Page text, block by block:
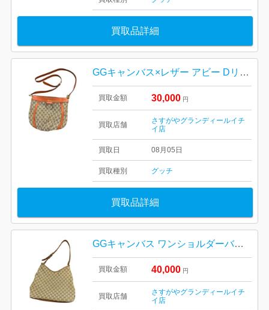
買取品詳細
GGキャンバス×レザー アビー Dリング ショルダーバッグをお買取りいたしました！
買取金額 30,000 円
買取店舗
さすがやグランディールイチ
イ店
買取日 08月05日
買取種別 グッチ
買取品詳細
GGキャンバス ワンショルダーバッグをお買取りいたしました！
買取金額 40,000 円
買取店舗
さすがやグランディールイチ
イ店